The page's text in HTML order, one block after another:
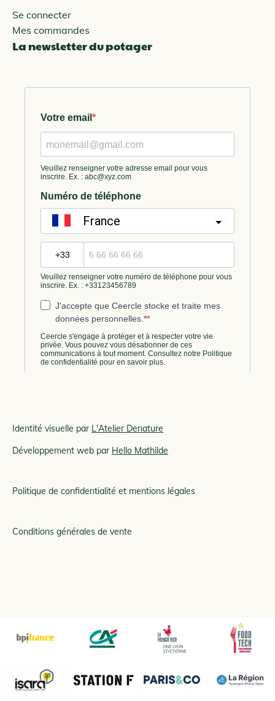
Se connecter
Mes commandes
La newsletter du potager
Identité visuelle par L'Atelier Denature
Développement web par Hello Mathilde
Politique de confidentialité et mentions légales
Conditions générales de vente